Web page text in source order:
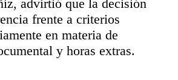
advirtió que la decisión
frente a criterios
en materia de
y horas extras.